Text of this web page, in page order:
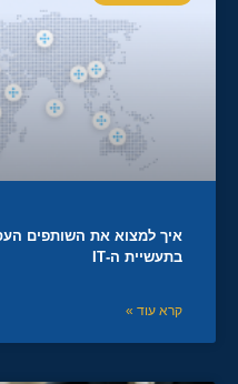
איך למצוא את השותפים
בתעשיית ה-IT
קרא עוד »